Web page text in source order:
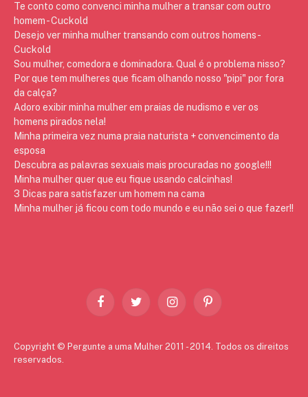
Te conto como convenci minha mulher a transar com outro
homem - Cuckold
Desejo ver minha mulher transando com outros homens -
Cuckold
Sou mulher, comedora e dominadora. Qual é o problema nisso?
Por que tem mulheres que ficam olhando nosso "pipi" por fora
da calça?
Adoro exibir minha mulher em praias de nudismo e ver os
homens pirados nela!
Minha primeira vez numa praia naturista + convencimento da
esposa
Descubra as palavras sexuais mais procuradas no google!!!
Minha mulher quer que eu fique usando calcinhas!
3 Dicas para satisfazer um homem na cama
Minha mulher já ficou com todo mundo e eu não sei o que fazer!!
FacebookTwitter InstagramPinterest
Copyright © Pergunte a uma Mulher 2011 - 2014. Todos os direitos
reservados.